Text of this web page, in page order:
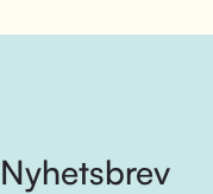
Nyhetsbrev